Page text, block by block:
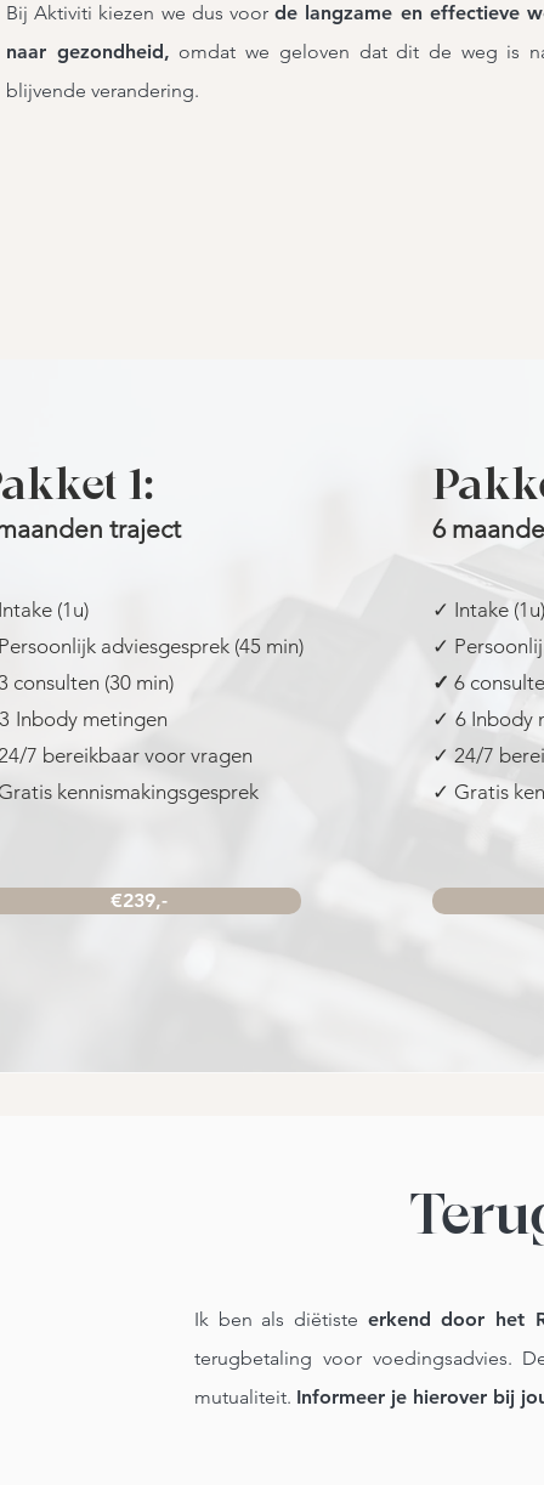
Bij Aktiviti kiezen we dus voorde langzame en effectieve
naar gezondheid, omdat we geloven dat dit de weg is
blijvende verandering.
1:
traject
(1u)
adviesgesprek (45 min)
consulten (30 min)
3 Inbody metingen
7 bereikbaar voor vragen
kennismakingsgesprek
€239,-
6
✓ Intake (1u)
✓
✓ 6
✓ 6 Inbody
✓ 24/7
✓ Gratis
Ik ben als diëtiste erkend door het
terugbetaling voor voedingsadvies.
mutualiteit. Informeer je hierover bij